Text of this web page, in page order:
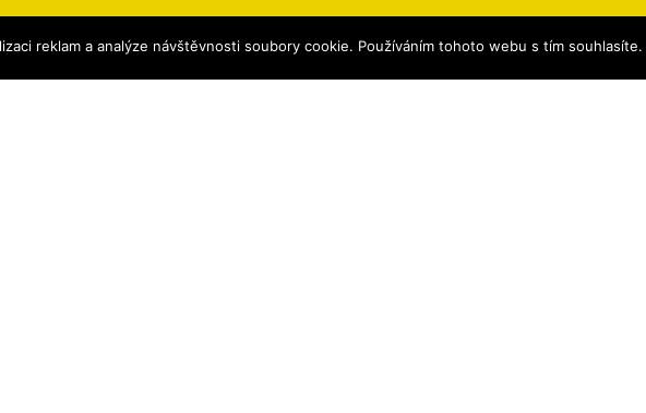
reklam a analýze návštěvnosti soubory cookie. Používáním tohoto webu s tím souhlasíte.